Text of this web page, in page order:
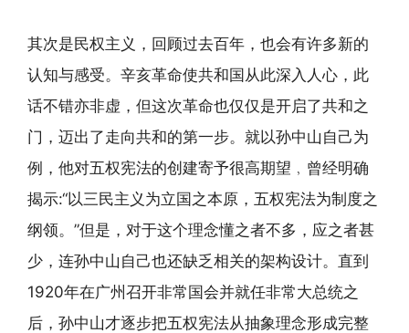
其次是民权主义，回顾过去百年，也会有许多新的
认知与感受。辛亥革命使共和国从此深入人心，此
话不错亦非虚，但这次革命也仅仅是开启了共和之
门，迈出了走向共和的第一步。就以孙中山自己为
例，他对五权宪法的创建寄予很高期望﹐曾经明确
揭示:“以三民主义为立国之本原，五权宪法为制度之
纲领。”但是，对于这个理念懂之者不多，应之者甚
少，连孙中山自己也还缺乏相关的架构设计。直到
1920年在广州召开非常国会并就任非常大总统之
后，孙中山才逐步把五权宪法从抽象理念形成完整